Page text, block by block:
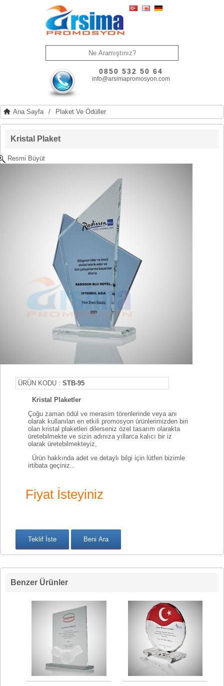
0850 532 50 64
info@arsimapromosyon.com
Ana Sayfa / Plaket Ve Ödüller
Kristal Plaket
Resmi Büyüt
ÜRÜN KODU : STB-95
Kristal Plaketler
Çoğu zaman ödül ve merasim törenlerinde veya anı
olarak kullanılan en etkili promosyon ürünlerimizden biri
olan kristal plaketleri dilerseniz özel tasarım olarakta
üretebilmekte ve sizin adınıza yıllarca kalıcı bir iz
olarak üretebilmekteyiz,
Ürün hakkında adet ve detaylı bilgi için lütfen bizimle
irtibata geçiniz..
Fiyat İsteyiniz
Benzer Ürünler